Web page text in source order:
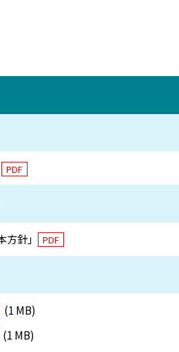
PDF
方針」 PDF
(1 MB)
(1 MB)